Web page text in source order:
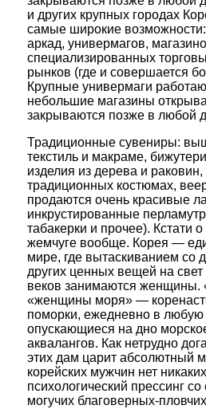
и других крупных городах
самые широкие
аркад, универмагов,
специализированных
рынков (где и совершается
Крупные универмаги
небольшие магазины
закрываются позже в любой
Традиционные сувениры:
текстиль и макраме,
изделия из дерева и раковин,
традиционных костюмах,
продаются очень красивые
инкрустированные
табакерки и прочее). Кстати
жемчуге вообще. Корея —
мире, где вытаскиванием со
других ценных вещей на
веков занимаются женщины.
«женщины моря» —
поморки, ежедневно в любую
опускающиеся на дно
аквалангов. Как нетрудно
этих дам царит абсолютный
корейских мужчин нет
психологический прессинг
могучих благоверных-